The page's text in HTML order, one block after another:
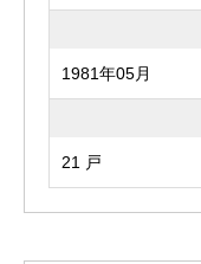
1981年05月
21 戸